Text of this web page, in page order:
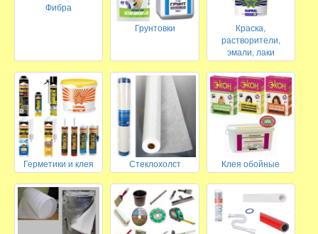
Фибра
Грунтовки
Краска,
растворители,
эмали, лаки
Герметики и клея Стеклохолст Клея обойные